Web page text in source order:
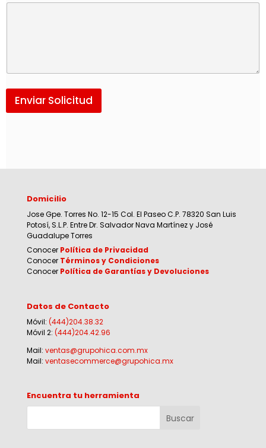
Enviar Solicitud
Domicilio
Jose Gpe. Torres No. 12-15 Col. El Paseo C.P. 78320 San Luis
Potosí, S.L.P. Entre Dr. Salvador Nava Martínez y José
Guadalupe Torres
Conocer Política de Privacidad
Conocer Términos y Condiciones
Conocer Política de Garantías y Devoluciones
Datos de Contacto
Móvil: (444)204.38.32
Móvil 2: (444)204.42.96
Mail: ventas@grupohica.com.mx
Mail: ventasecommerce@grupohica.mx
Encuentra tu herramienta